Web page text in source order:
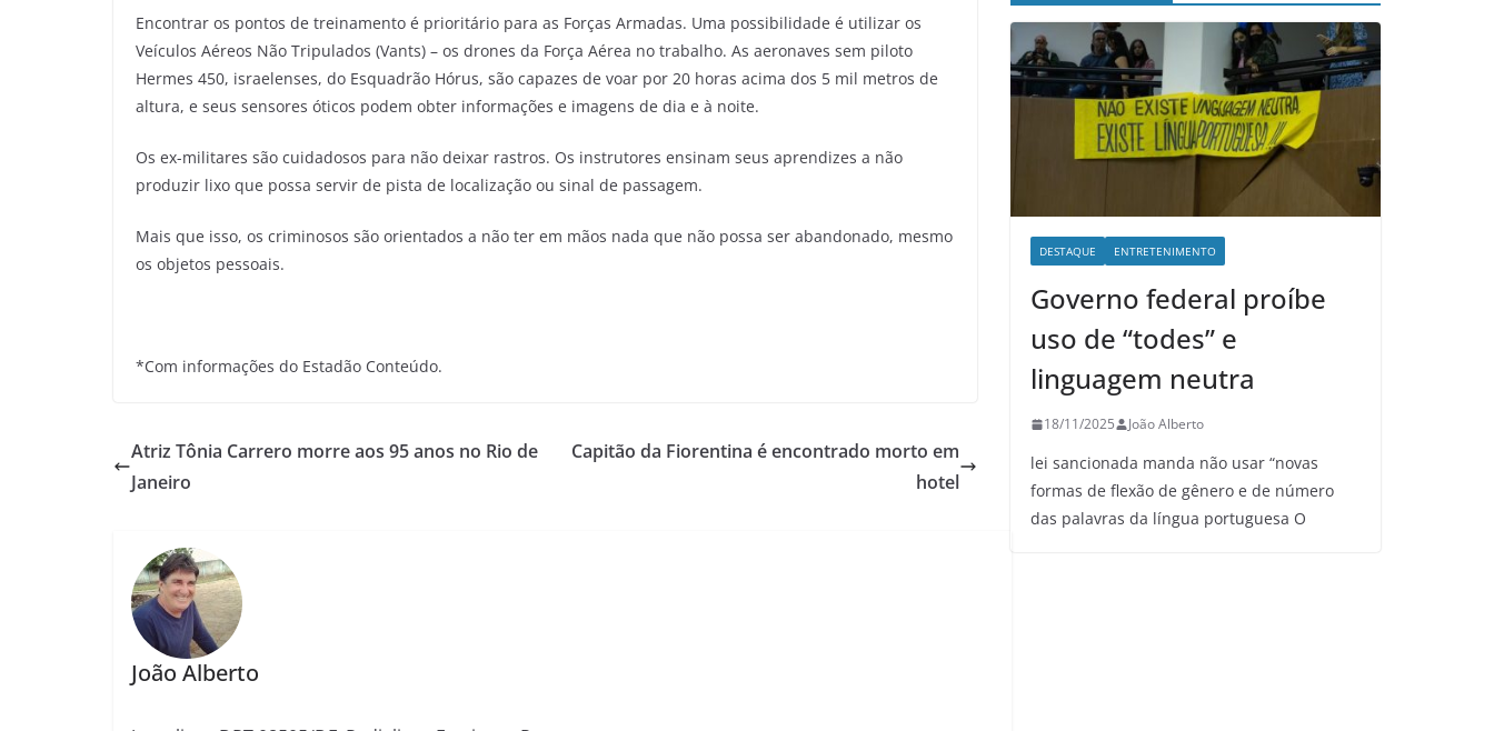
Encontrar os pontos de treinamento é prioritário para as Forças Armadas. Uma possibilidade é utilizar os
Veículos Aéreos Não Tripulados (Vants) – os drones da Força Aérea no trabalho. As aeronaves sem piloto
Hermes 450, israelenses, do Esquadrão Hórus, são capazes de voar por 20 horas acima dos 5 mil metros de
altura, e seus sensores óticos podem obter informações e imagens de dia e à noite.
Os ex-militares são cuidadosos para não deixar rastros. Os instrutores ensinam seus aprendizes a não
produzir lixo que possa servir de pista de localização ou sinal de passagem.
Mais que isso, os criminosos são orientados a não ter em mãos nada que não possa ser abandonado, mesmo
os objetos pessoais.
*Com informações do Estadão Conteúdo.
Atriz Tônia Carrero morre aos 95 anos no Rio de
Janeiro
Capitão da Fiorentina é encontrado morto em
hotel
João Alberto
DESTAQUE ENTRETENIMENTO
Governo federal proíbe
uso de “todes” e
linguagem neutra
18/11/2025 João Alberto
lei sancionada manda não usar “novas
formas de flexão de gênero e de número
das palavras da língua portuguesa O